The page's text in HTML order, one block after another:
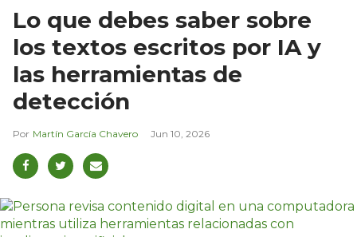
Lo que debes saber sobre
los textos escritos por IA y
las herramientas de
detección
Martín García Chavero Jun 10, 2026